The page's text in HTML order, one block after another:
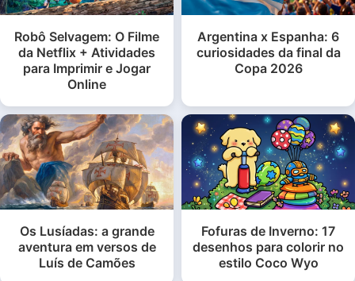
Robô Selvagem: O Filme
da Netflix + Atividades
para Imprimir e Jogar
Online
Argentina x Espanha: 6
curiosidades da final da
Copa 2026
Os Lusíadas: a grande
aventura em versos de
Luís de Camões
Fofuras de Inverno: 17
desenhos para colorir no
estilo Coco Wyo